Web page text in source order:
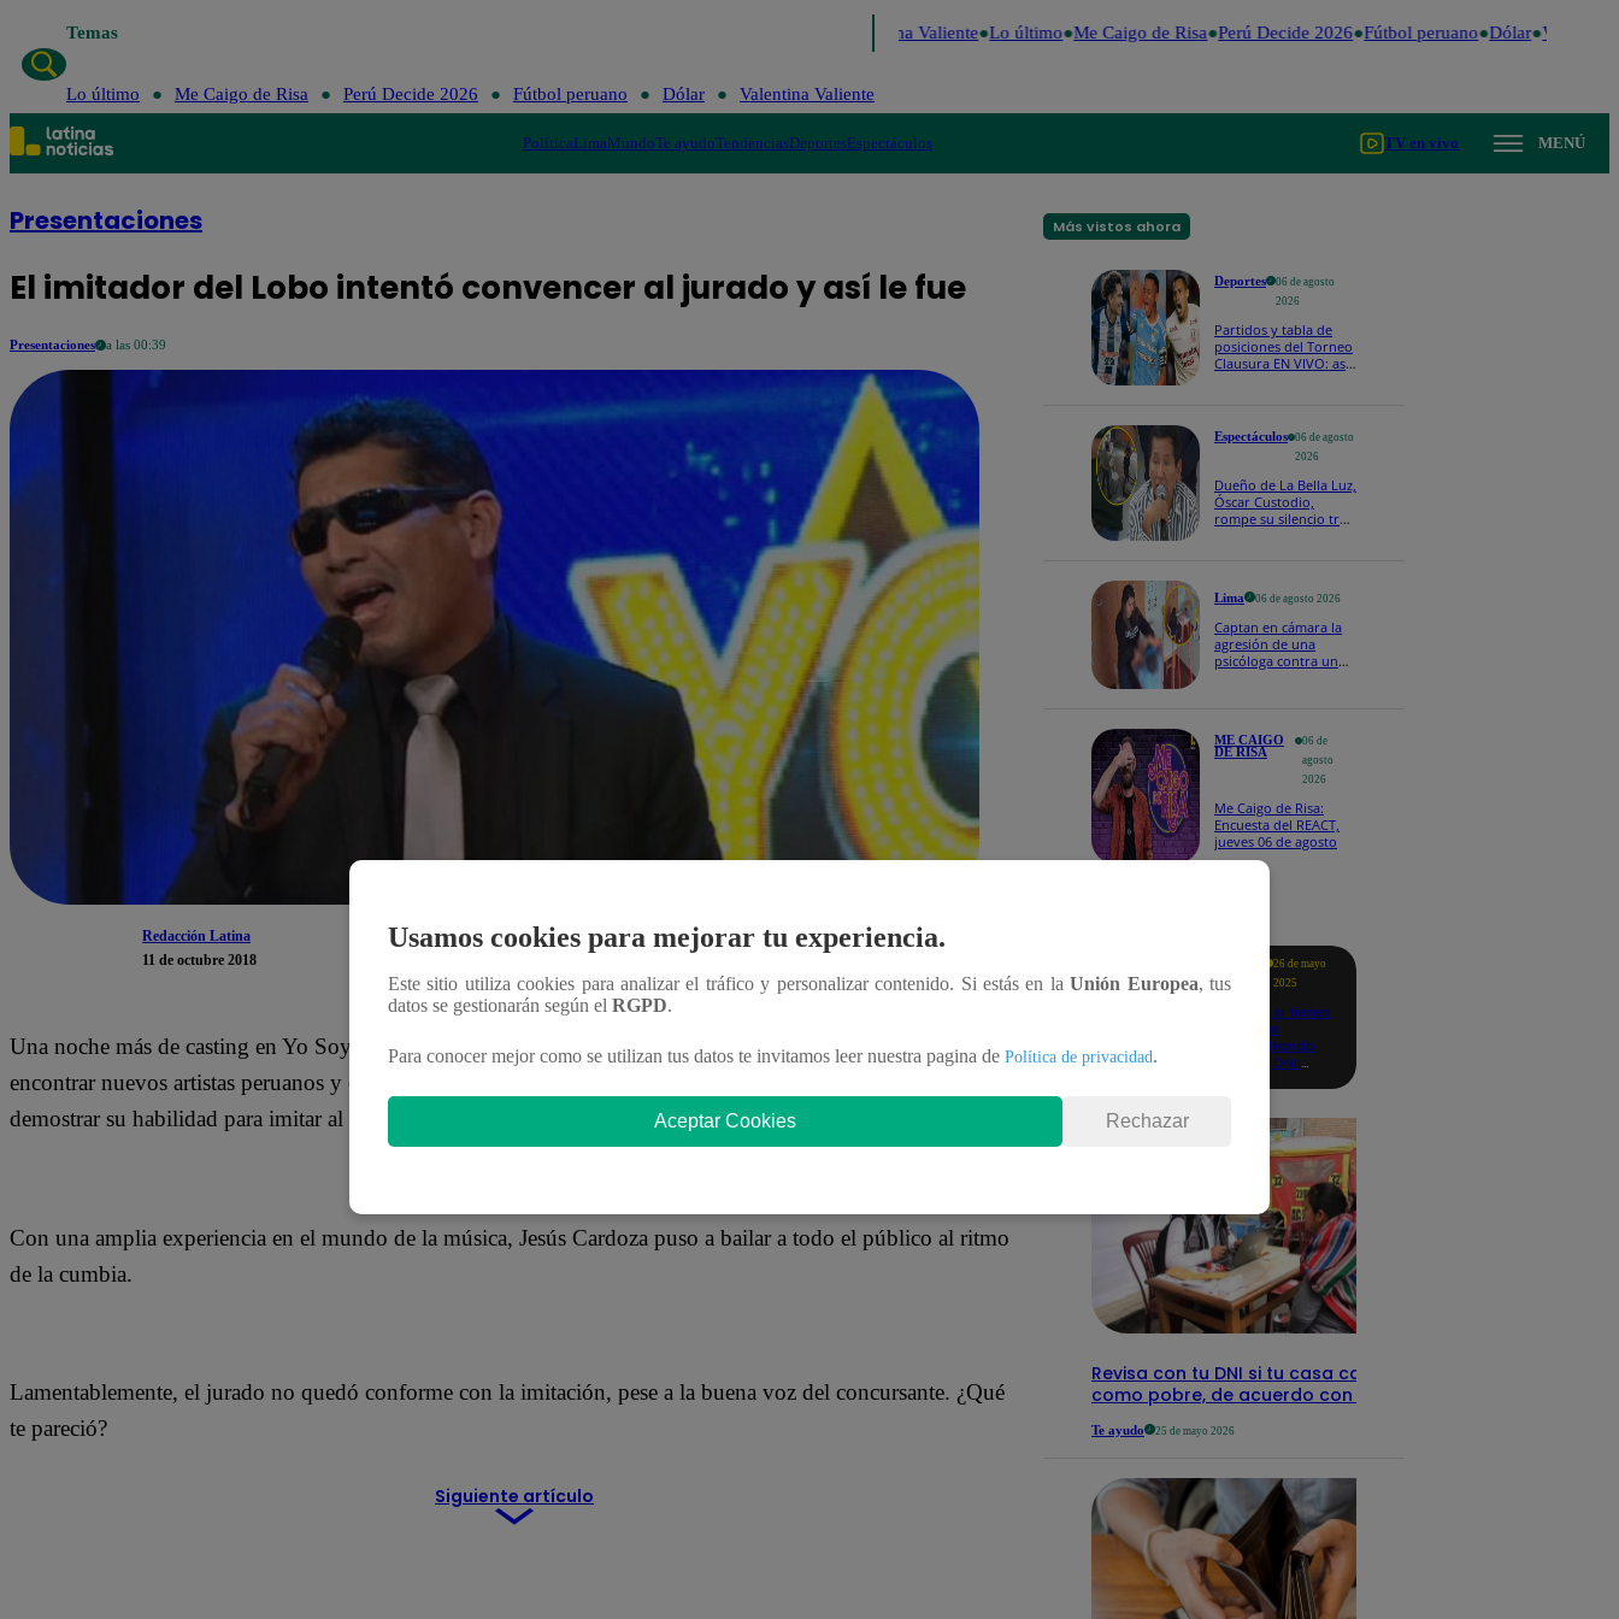
Temas Valentina Valiente Lo último Me Caigo de Risa Perú Decide 2026 Fútbol peruano Dólar Valentina
Lo último Me Caigo de Risa Perú Decide 2026 Fútbol peruano Dólar Valentina Valiente
PolíticaLimaMundoTe ayudoTendenciasDeportesEspectáculos TV en vivo MENÚ
Presentaciones
El imitador del Lobo intentó convencer al jurado y así le fue
Presentaciones a las 00:39
Redacción Latina
11 de octubre 2018
Compartir
Una noche más de casting en Yo Soy. La temporada número 22 ya está en marcha con el objetivo de
encontrar nuevos artistas peruanos y extranjeros. En esta oportunidad, este talentoso participante llegó para
demostrar su habilidad para imitar al Lobo.
Con una amplia experiencia en el mundo de la música, Jesús Cardoza puso a bailar a todo el público al ritmo
de la cumbia.
Lamentablemente, el jurado no quedó conforme con la imitación, pese a la buena voz del concursante. ¿Qué
te pareció?
Siguiente artículo
Más vistos ahora
Deportes
06 de agosto
2026
Partidos y tabla de
posiciones del Torneo
Clausura EN VIVO: así
Espectáculos
06 de agosto
2026
Dueño de La Bella Luz,
Óscar Custodio,
rompe su silencio tras
Lima 06 de agosto 2026
Captan en cámara la
agresión de una
psicóloga contra un
ME CAIGO
DE RISA
06 de
agosto
2026
Me Caigo de Risa:
Encuesta del REACT,
jueves 06 de agosto
26 de mayo
2025
Revisa si tienes
deudas
consultando
con tu DNI:
detalles
Revisa con tu DNI si tu casa califica
como pobre, de acuerdo con el Sisfoh
Te ayudo 25 de mayo 2026
Usamos cookies para mejorar tu experiencia.
Este sitio utiliza cookies para analizar el tráfico y personalizar contenido. Si estás en laUnión Europea, tus
datos se gestionarán según el RGPD.
Para conocer mejor como se utilizan tus datos te invitamos leer nuestra pagina de Política de privacidad.
Aceptar Cookies Rechazar